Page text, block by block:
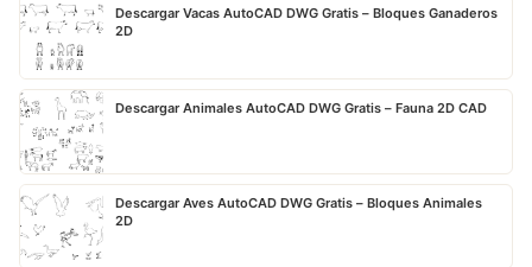
Descargar Vacas AutoCAD DWG Gratis – Bloques Ganaderos
2D
Descargar Animales AutoCAD DWG Gratis – Fauna 2D CAD
Descargar Aves AutoCAD DWG Gratis – Bloques Animales
2D